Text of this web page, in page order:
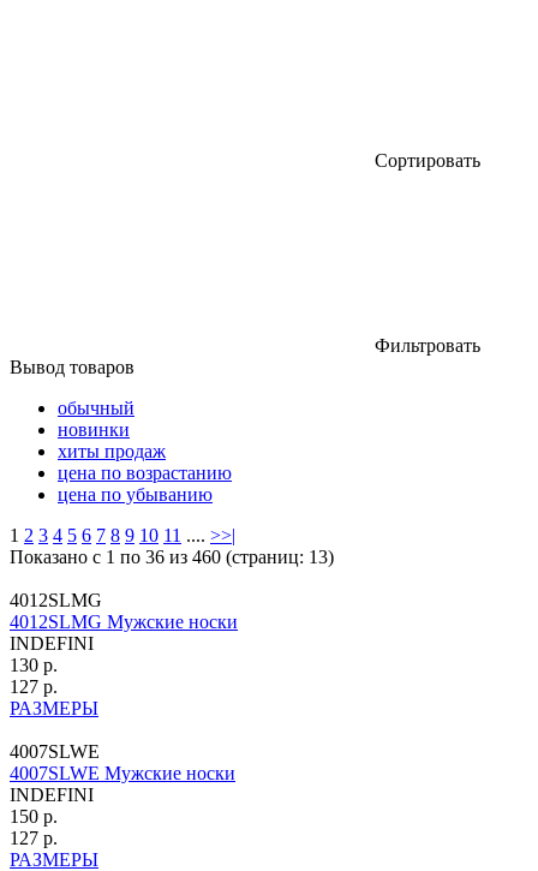
Сортировать
Фильтровать
Вывод товаров
обычный
новинки
хиты продаж
цена по возрастанию
цена по убыванию
1 2 3 4 5 6 7 8 9 10 11 .... >>|
Показано с 1 по 36 из 460 (страниц: 13)
4012SLMG
4012SLMG Мужские носки
INDEFINI
130 р.
127 р.
РАЗМЕРЫ
4007SLWE
4007SLWE Мужские носки
INDEFINI
150 р.
127 р.
РАЗМЕРЫ